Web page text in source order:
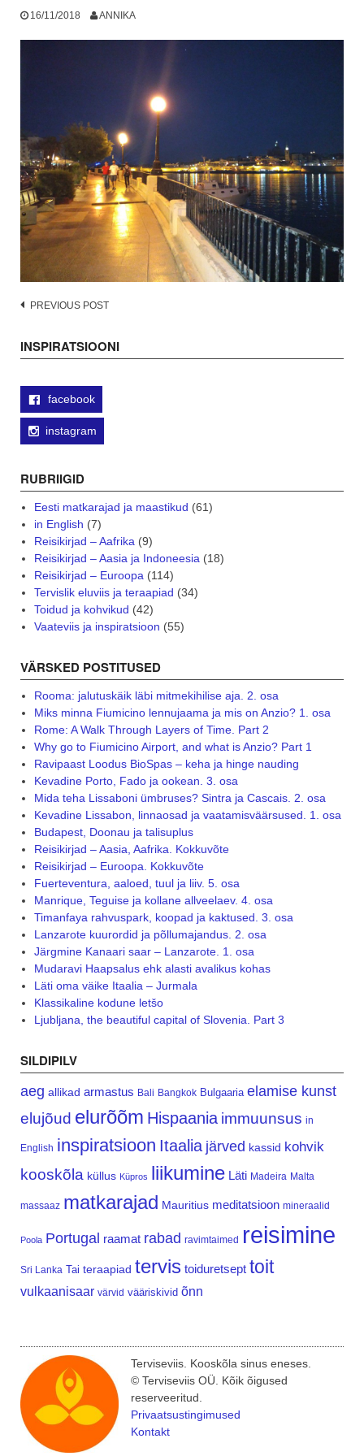
16/11/2018 ANNIKA
Post
PREVIOUS POST
INSPIRATSIOONI
facebook
instagram
RUBRIIGID
Eesti matkarajad ja maastikud (61)
in English (7)
Reisikirjad – Aafrika(9)
Reisikirjad – Aasia ja Indoneesia(18)
Reisikirjad – Euroopa(114)
Tervislik eluviis ja teraapiad (34)
Toidud ja kohvikud (42)
Vaateviis ja inspiratsioon (55)
VÄRSKED POSTITUSED
Rooma: jalutuskäik läbi mitmekihilise aja. 2. osa
Miks minna Fiumicino lennujaama ja mis on Anzio? 1. osa
Rome: A Walk Through Layers of Time. Part 2
Why go to Fiumicino Airport, and what is Anzio? Part 1
Ravipaast Loodus BioSpas – keha ja hinge nauding
Kevadine Porto, Fado ja ookean. 3. osa
Mida teha Lissaboni ümbruses? Sintra ja Cascais. 2. osa
Kevadine Lissabon, linnaosad ja vaatamisväärsused. 1. osa
Budapest, Doonau ja talisuplus
Reisikirjad – Aasia, Aafrika. Kokkuvõte
Reisikirjad – Euroopa. Kokkuvõte
Fuerteventura, aaloed, tuul ja liiv. 5. osa
Manrique, Teguise ja kollane allveelaev. 4. osa
Timanfaya rahvuspark, koopad ja kaktused. 3. osa
Lanzarote kuurordid ja põllumajandus. 2. osa
Järgmine Kanaari saar – Lanzarote. 1. osa
Mudaravi Haapsalus ehk alasti avalikus kohas
Läti oma väike Itaalia – Jurmala
Klassikaline kodune letšo
Ljubljana, the beautiful capital of Slovenia. Part 3
SILDIPILV
aeg allikad armastus Bali Bangkok Bulgaaria elamise kunst
elujõud elurõõm Hispaania immuunsus in
English inspiratsioon Itaalia järved kassid kohvik
kooskõla küllus Küpros liikumine Läti Madeira Malta
massaaz matkarajad Mauritius meditatsioon mineraalid
Poola Portugal raamat rabad ravimtaimed reisimine
Sri Lanka Tai teraapiad tervis toiduretsept toit
vulkaanisaar värvid vääriskivid õnn
Terviseviis. Kooskõla sinus eneses.
© Terviseviis OÜ. Kõik õigused
reserveeritud.
Privaatsustingimused
Kontakt